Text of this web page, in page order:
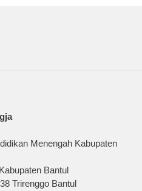
Menengah Kabupaten
Bantul
Trirenggo Bantul